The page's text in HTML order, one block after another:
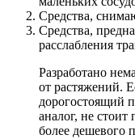
Средства,
Средства,
расслабления
Разработано
от растяжений.
дорогостоящий
аналог, не стоит
более дешевого